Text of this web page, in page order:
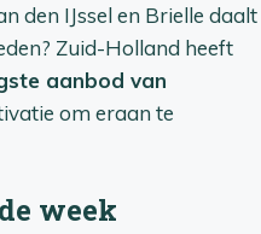
den IJssel en Brielle daalt
Zuid-Holland heeft
aanbod van
om eraan te
week